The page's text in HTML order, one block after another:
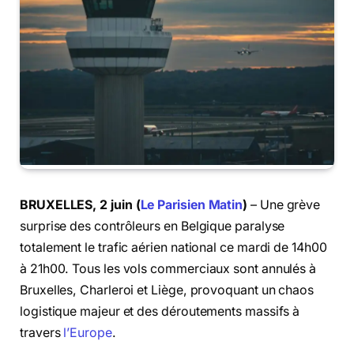
BRUXELLES, 2 juin (Le Parisien Matin) – Une grève
surprise des contrôleurs en Belgique paralyse
totalement le trafic aérien national ce mardi de 14h00
à 21h00. Tous les vols commerciaux sont annulés à
Bruxelles, Charleroi et Liège, provoquant un chaos
logistique majeur et des déroutements massifs à
travers l’Europe.